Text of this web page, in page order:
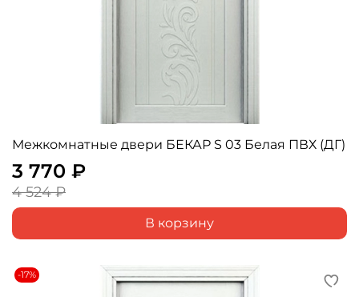
Межкомнатные двери БЕКАР S 03 Белая ПВХ (ДГ)
3 770 ₽
4 524 ₽
В корзину
-17%